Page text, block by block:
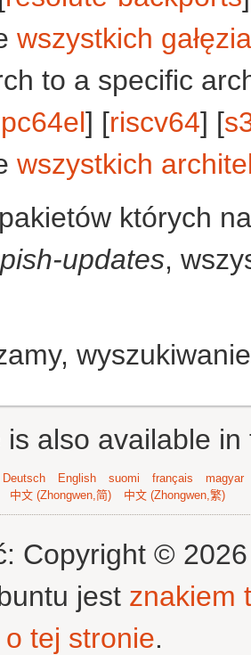
wszystkich
to a specific
] [riscv64] [
wszystkich
których
updates,
also available
Deutsch English suomi français
magyar
中文 (Zhongwen,简) 中文 (Zhongwen,繁)
Copyright ©
jest znakiem
tej stronie.